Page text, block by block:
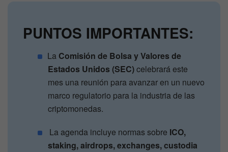
PUNTOS IMPORTANTES:
La Comisión de Bolsa y Valores de
Estados Unidos (SEC)celebrará este
mes una reunión para avanzar en un nuevo
marco regulatorio para la industria de las
criptomonedas.
La agenda incluye normas sobre ICO,
staking, airdrops, exchanges, custodia